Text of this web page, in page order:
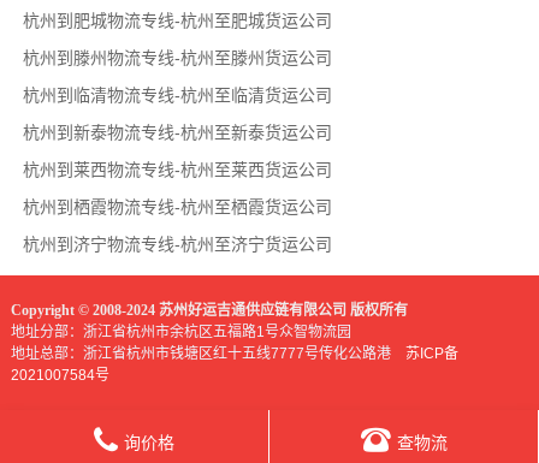
杭州到肥城物流专线-杭州至肥城货运公司
杭州到滕州物流专线-杭州至滕州货运公司
杭州到临清物流专线-杭州至临清货运公司
杭州到新泰物流专线-杭州至新泰货运公司
杭州到莱西物流专线-杭州至莱西货运公司
杭州到栖霞物流专线-杭州至栖霞货运公司
杭州到济宁物流专线-杭州至济宁货运公司
Copyright © 2008-2024 苏州好运吉通供应链有限公司 版权所有
地址分部：浙江省杭州市余杭区五福路1号众智物流园
地址总部：浙江省杭州市钱塘区红十五线7777号传化公路港 苏ICP备
2021007584号
询价格 查物流